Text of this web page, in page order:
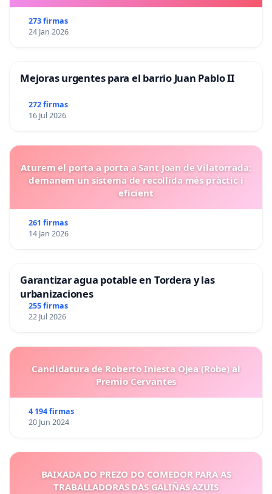
273 firmas
24 Jan 2026
Mejoras urgentes para el barrio Juan Pablo II
272 firmas
16 Jul 2026
Aturem el porta a porta a Sant Joan de Vilatorrada:
demanem un sistema de recollida més pràctic i
eficient
261 firmas
14 Jan 2026
Garantizar agua potable en Tordera y las
urbanizaciones
255 firmas
22 Jul 2026
Candidatura de Roberto Iniesta Ojea (Robe) al
Premio Cervantes
4 194 firmas
20 Jun 2024
BAIXADA DO PREZO DO COMEDOR PARA AS
TRABALLADORAS DAS GALIÑAS AZUIS